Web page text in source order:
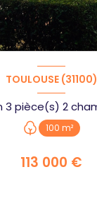
TOULOUSE (31100)
100 m²
113 000 €